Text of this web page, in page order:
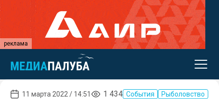
реклама
11 марта 2022 / 14:51 1 434 События Рыболовство